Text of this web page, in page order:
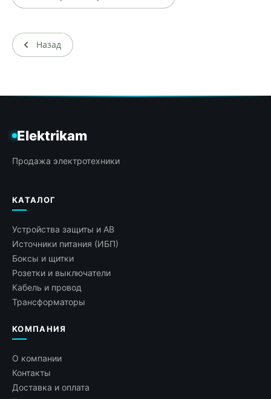
Назад
Elektrikam
Продажа электротехники
КАТАЛОГ
Устройства защиты и АВ
Источники питания (ИБП)
Боксы и щитки
Розетки и выключатели
Кабель и провод
Трансформаторы
КОМПАНИЯ
О компании
Контакты
Доставка и оплата